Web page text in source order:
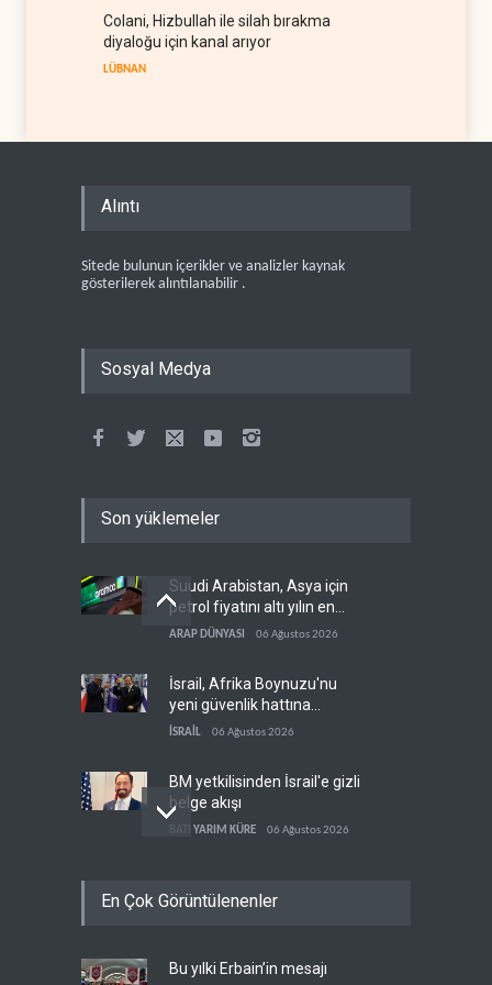
Colani, Hizbullah ile silah bırakma
diyaloğu için kanal arıyor
LÜBNAN
Alıntı
Sitede bulunun içerikler ve analizler kaynak
gösterilerek alıntılanabilir .
Sosyal Medya
Son yüklemeler
Suudi Arabistan, Asya için
petrol fiyatını altı yılın en
düşüğüne indirdi
ARAP DÜNYASI 06 Ağustos 2026
İsrail, Afrika Boynuzu'nu
yeni güvenlik hattına
dönüştürüyor
İSRAİL 06 Ağustos 2026
BM yetkilisinden İsrail'e gizli
belge akışı
BATI YARIM KÜRE 06 Ağustos 2026
bırakma diyaloğu için kanal
Uluslararası rapor: İsrail'in
En Çok Görüntülenenler
Bu yılki Erbain’in mesajı